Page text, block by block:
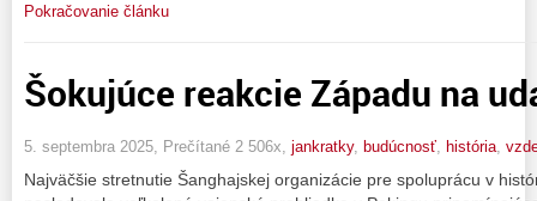
Pokračovanie článku
Šokujúce reakcie Západu na
5. septembra 2025, Prečítané 2 506x, jankratky, budúcnosť, história,
Najväčšie stretnutie Šanghajskej organizácie pre spoluprácu v